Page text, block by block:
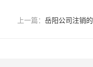
上一篇： 岳阳公司注销